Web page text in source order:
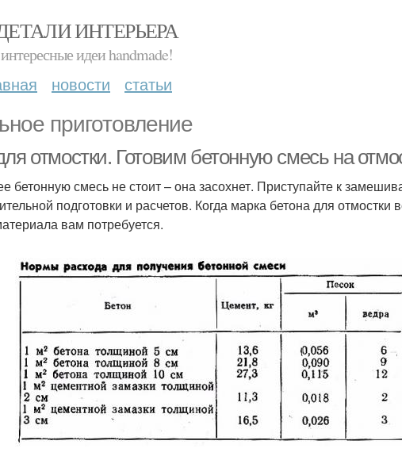
ИНТЕРЬЕРА
интересные идеи handmade!
новости статьи
приготовление
отмостки. Готовим бетонную смесь на
бетонную смесь не стоит – она засохнет. Приступайте к
подготовки и расчетов. Когда марка бетона для отмостки
вам потребуется.